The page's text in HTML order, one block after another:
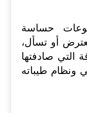
حساسة
أو تسأل،
التي صادفتها
طيباته